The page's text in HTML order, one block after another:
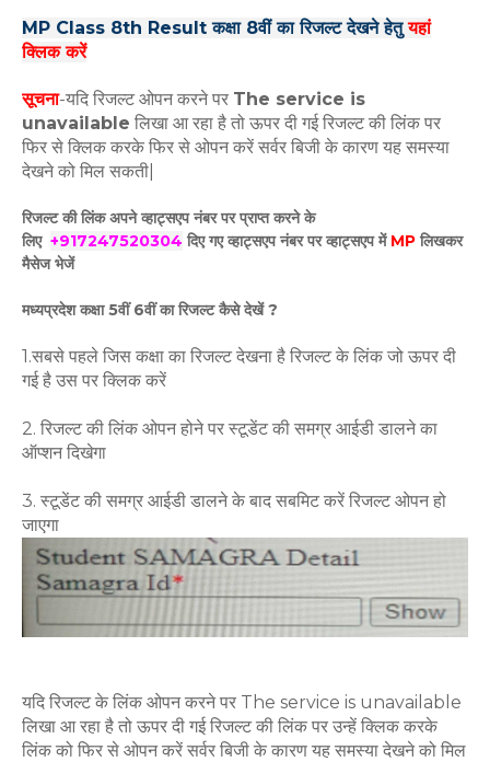
MP Class 8th Result कक्षा 8वीं का रिजल्ट देखने हेतुयहां
क्लिक करें
सूचना-यदि रिजल्ट ओपन करने पर The service is
unavailable लिखा आ रहा है तो ऊपर दी गई रिजल्ट की लिंक पर
फिर से क्लिक करके फिर से ओपन करें सर्वर बिजी के कारण यह समस्या
देखने को मिल सकती|
रिजल्ट की लिंक अपने व्हाट्सएप नंबर पर प्राप्त करने के
लिए +917247520304 दिए गएव्हाट्सएपनंबर पर व्हाट्सएप में MP लिखकर
मैसेज भेजें
मध्यप्रदेश कक्षा 5वीं 6वीं का रिजल्ट कैसे देखें ?
1.सबसे पहले जिस कक्षा का रिजल्ट देखना है रिजल्ट के लिंक जो ऊपर दी
गई है उस पर क्लिक करें
2. रिजल्ट की लिंक ओपन होने पर स्टूडेंट की समग्र आईडी डालने का
ऑप्शन दिखेगा
3. स्टूडेंट की समग्र आईडी डालने के बाद सबमिट करें रिजल्ट ओपन हो
जाएगा
यदि रिजल्ट के लिंक ओपन करने पर The service is unavailable
लिखा आ रहा है तो ऊपर दी गई रिजल्ट की लिंक पर उन्हें क्लिक करके
लिंक को फिर से ओपन करें सर्वर बिजी के कारण यह समस्या देखने को मिल